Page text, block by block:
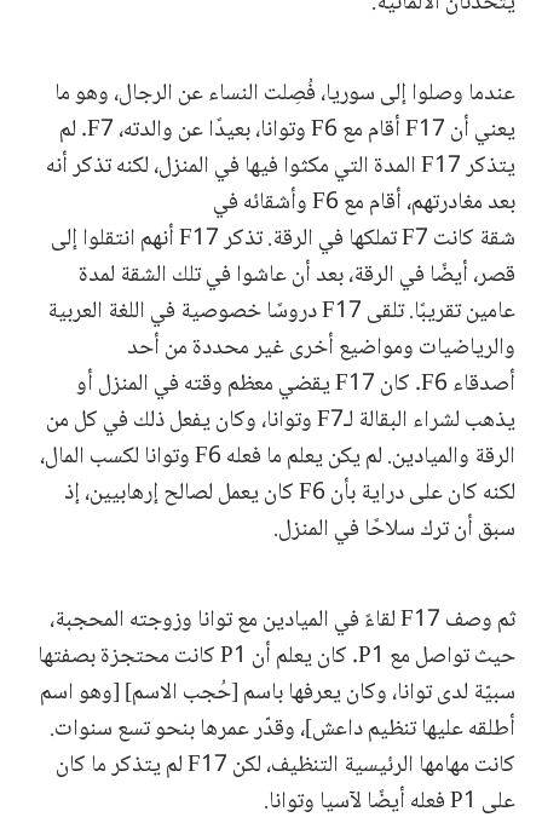
عندما وصلوا إلى سوريا، فُصِلت النساء عن الرجال، وهو ما
يعني أن F17 أقام مع F6 وتوانا، بعيدًا عن والدته، F7. لم
يتذكر F17 المدة التي مكثوا فيها في المنزل، لكنه تذكر أنه
بعد مغادرتهم، أقام مع F6 وأشقائه في
شقة كانت F7 تملكها في الرقة. تذكر F17 أنهم انتقلوا إلى
قصر، أيضًا في الرقة، بعد أن عاشوا في تلك الشقة لمدة
عامين تقريبًا. تلقى F17 دروسًا خصوصية في اللغة العربية
والرياضيات ومواضيع أخرى غير محددة من أحد
أصدقاء F6. كان F17 يقضي معظم وقته في المنزل أو
يذهب لشراء البقالة لـF7 وتوانا، وكان يفعل ذلك في كل من
الرقة والميادين. لم يكن يعلم ما فعله F6 وتوانا لكسب المال،
لكنه كان على دراية بأن F6 كان يعمل لصالح إرهابيين، إذ
سبق أن ترك سلاحًا في المنزل.
ثم وصف F17 لقاءً في الميادين مع توانا وزوجته المحجبة،
حيث تواصل مع P1. كان يعلم أن P1 كانت محتجزة بصفتها
سبيّة لدى توانا، وكان يعرفها باسم [حُجب الاسم] [وهو اسم
أطلقه عليها تنظيم داعش]، وقدّر عمرها بنحو تسع سنوات.
كانت مهامها الرئيسية التنظيف، لكن F17 لم يتذكر ما كان
على P1 فعله أيضًا لآسيا وتوانا.